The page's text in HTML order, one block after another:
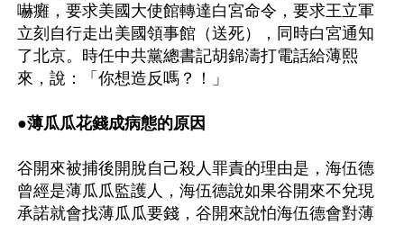
嚇癱，要求美國大使館轉達白宮命令，要求王立軍
立刻自行走出美國領事館（送死），同時白宮通知
了北京。時任中共黨總書記胡錦濤打電話給薄熙
來，說：「你想造反嗎？！」
●薄瓜瓜花錢成病態的原因
谷開來被捕後開脫自己殺人罪責的理由是，海伍德
曾經是薄瓜瓜監護人，海伍德說如果谷開來不兌現
承諾就會找薄瓜瓜要錢，谷開來說怕海伍德會對薄